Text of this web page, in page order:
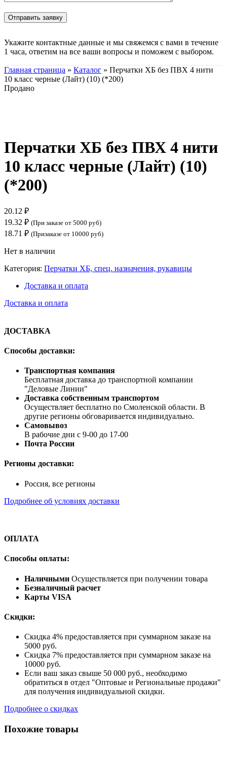
Укажите контактные данные и мы свяжемся с вами в течение
1 часа, ответим на все ваши вопросы и поможем с выбором.
Главная страница » Каталог » Перчатки ХБ без ПВХ 4 нити
10 класс черные (Лайт) (10) (*200)
Продано
Перчатки ХБ без ПВХ 4 нити
10 класс черные (Лайт) (10)
(*200)
20.12 ₽
19.32 ₽ (При заказе от 5000 руб)
18.71 ₽ (Призаказе от 10000 руб)
Нет в наличии
Категория: Перчатки ХБ, спец. назначения, рукавицы
Доставка и оплата
Доставка и оплата
ДОСТАВКА
Способы доставки:
Транспортная компания
Бесплатная доставка до транспортной компании
"Деловые Линии"
Доставка собственным транспортом
Осуществляет бесплатно по Смоленской области. В
другие регионы обговаривается индивидуально.
Самовывоз
В рабочие дни с 9-00 до 17-00
Почта России
Регионы доставки:
Россия, все регионы
Подробнее об условиях доставки
ОПЛАТА
Способы оплаты:
Наличными Осуществляется при получении товара
Безналичный расчет
Карты VISA
Скидки:
Скидка 4% предоставляется при суммарном заказе на
5000 руб.
Скидка 7% предоставляется при суммарном заказе на
10000 руб.
Если ваш заказ свыше 50 000 руб., необходимо
обратиться в отдел "Оптовые и Региональные продажи"
для получения индивидуальной скидки.
Подробнее о скидках
Похожие товары